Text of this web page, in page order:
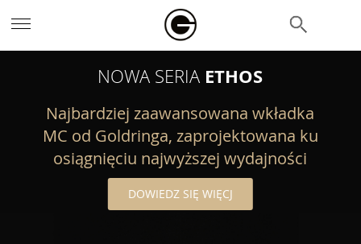
E SERIES
NOWA SERIA ETHOS
Najbardziej zaawansowana wkładka
MC od Goldringa, zaprojektowana ku
osiągnięciu najwyższej wydajności
DOWIEDZ SIĘ WIĘCJ